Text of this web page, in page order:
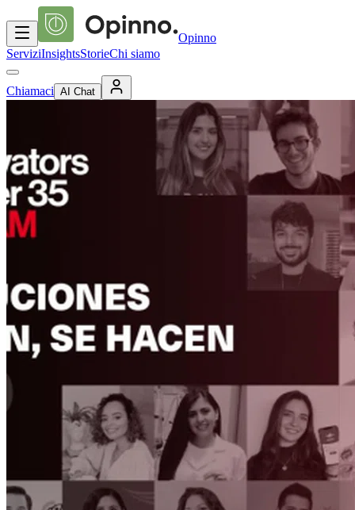
Opinno
ServiziInsightsStorieChi siamo
Chiamaci AI Chat